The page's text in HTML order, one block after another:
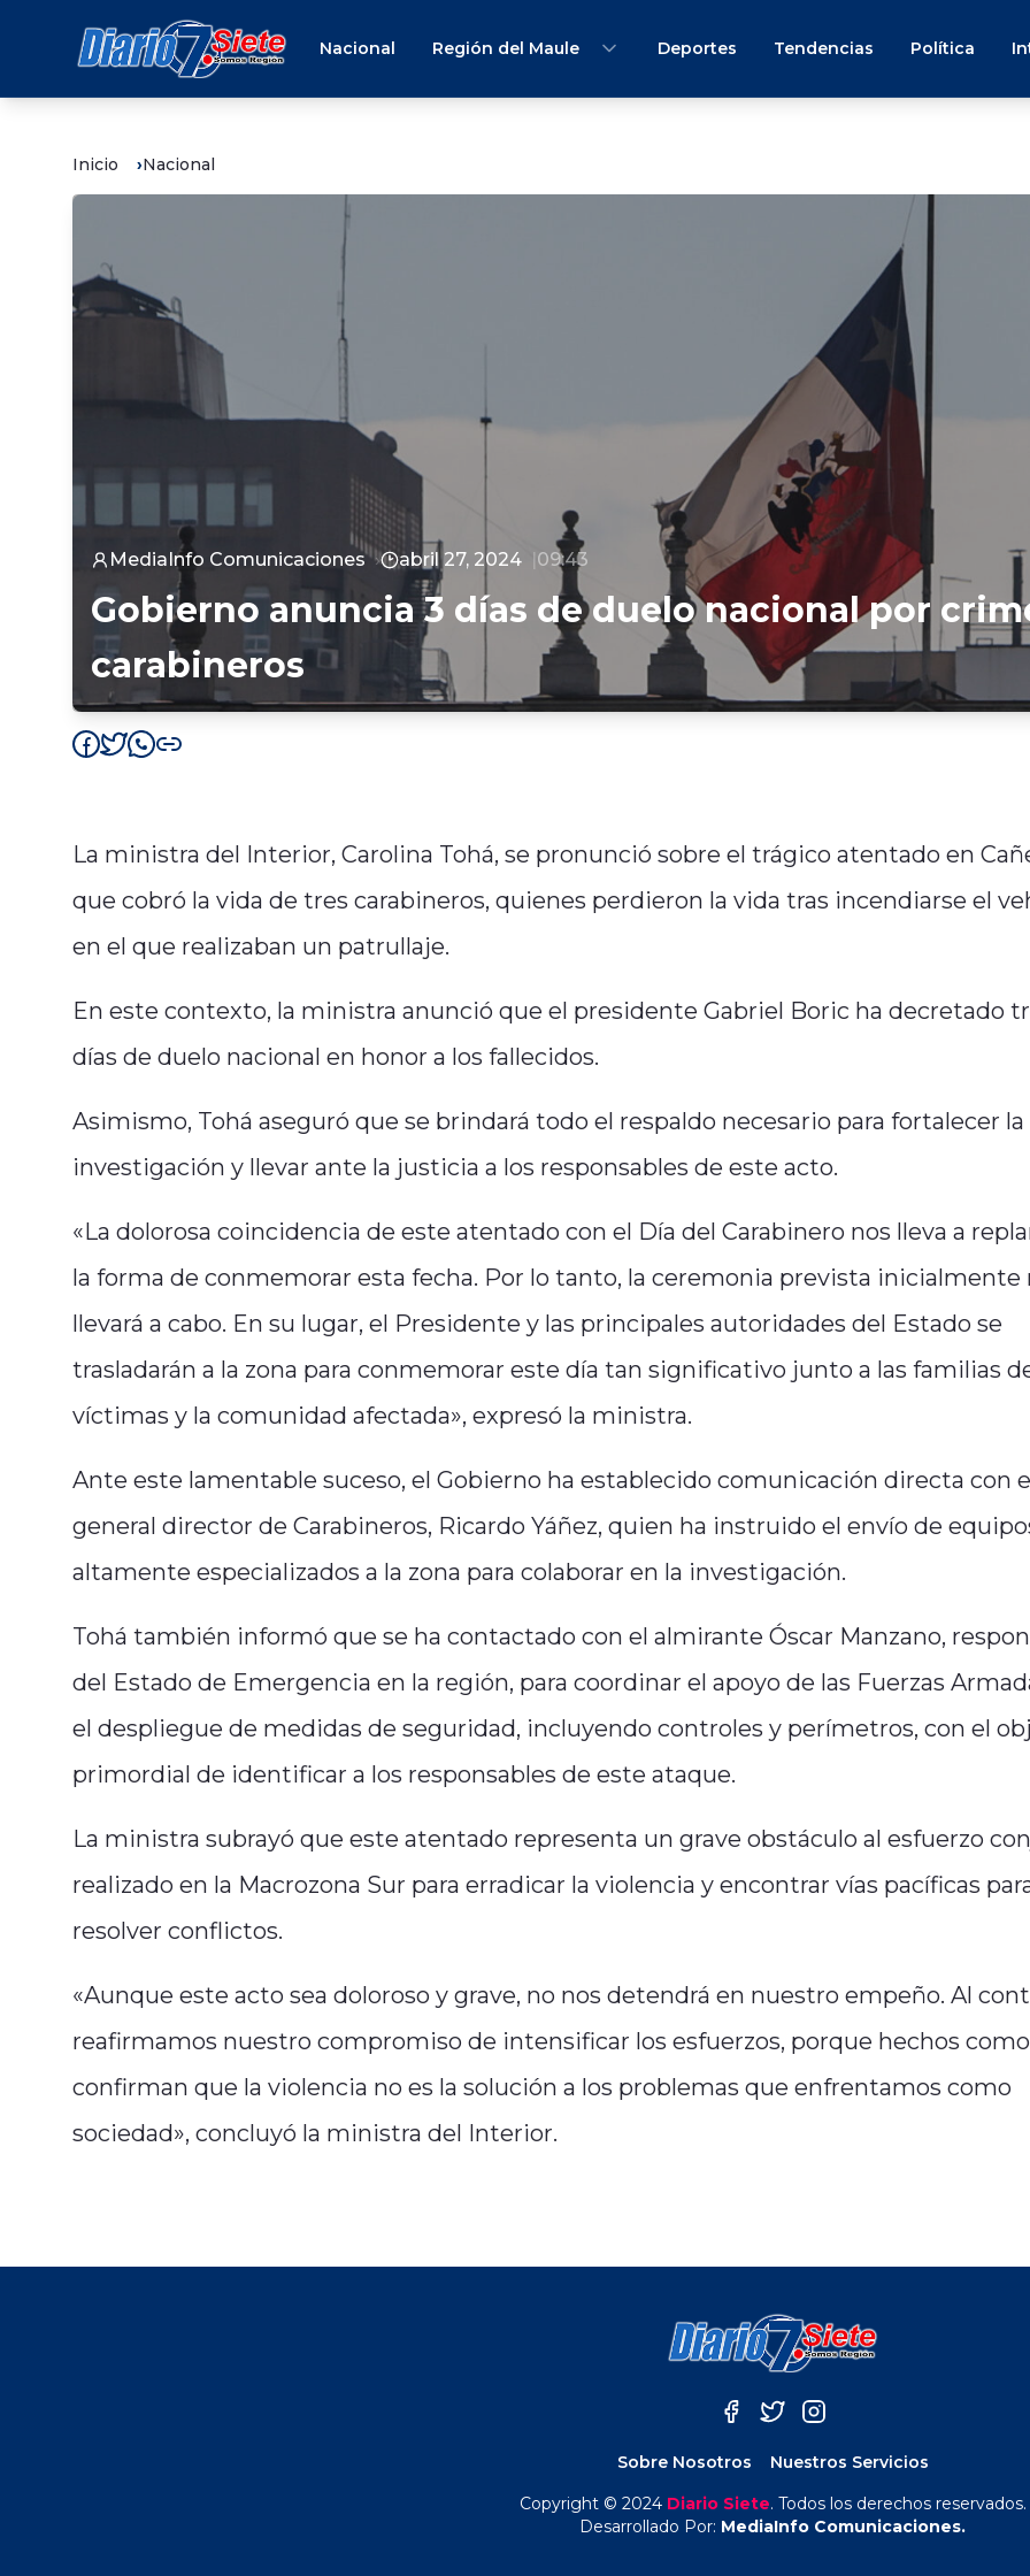
Nacional Región del Maule Deportes Tendencias Política
Inicio Nacional
MediaInfo Comunicaciones abril 27, 2024 09:43
Gobierno anuncia 3 días de duelo nacional por
carabineros
La ministra del Interior, Carolina Tohá, se pronunció sobre el trágico atentado en
que cobró la vida de tres carabineros, quienes perdieron la vida tras incendiarse el
en el que realizaban un patrullaje.
En este contexto, la ministra anunció que el presidente Gabriel Boric ha decretado
días de duelo nacional en honor a los fallecidos.
Asimismo, Tohá aseguró que se brindará todo el respaldo necesario para fortalecer la
investigación y llevar ante la justicia a los responsables de este acto.
«La dolorosa coincidencia de este atentado con el Día del Carabinero nos lleva a
la forma de conmemorar esta fecha. Por lo tanto, la ceremonia prevista inicialmente
llevará a cabo. En su lugar, el Presidente y las principales autoridades del Estado se
trasladarán a la zona para conmemorar este día tan significativo junto a las familias
víctimas y la comunidad afectada», expresó la ministra.
Ante este lamentable suceso, el Gobierno ha establecido comunicación directa con
general director de Carabineros, Ricardo Yáñez, quien ha instruido el envío de
altamente especializados a la zona para colaborar en la investigación.
Tohá también informó que se ha contactado con el almirante Óscar Manzano,
del Estado de Emergencia en la región, para coordinar el apoyo de las Fuerzas
el despliegue de medidas de seguridad, incluyendo controles y perímetros, con el
primordial de identificar a los responsables de este ataque.
La ministra subrayó que este atentado representa un grave obstáculo al esfuerzo
realizado en la Macrozona Sur para erradicar la violencia y encontrar vías pacíficas
resolver conflictos.
«Aunque este acto sea doloroso y grave, no nos detendrá en nuestro empeño. Al
reafirmamos nuestro compromiso de intensificar los esfuerzos, porque hechos
confirman que la violencia no es la solución a los problemas que enfrentamos como
sociedad», concluyó la ministra del Interior.
Sobre Nosotros
Nuestros Servicios
Copyright © 2024 Diario Siete. Todos los derechos reservados.
Desarrollado Por: MediaInfo Comunicaciones.